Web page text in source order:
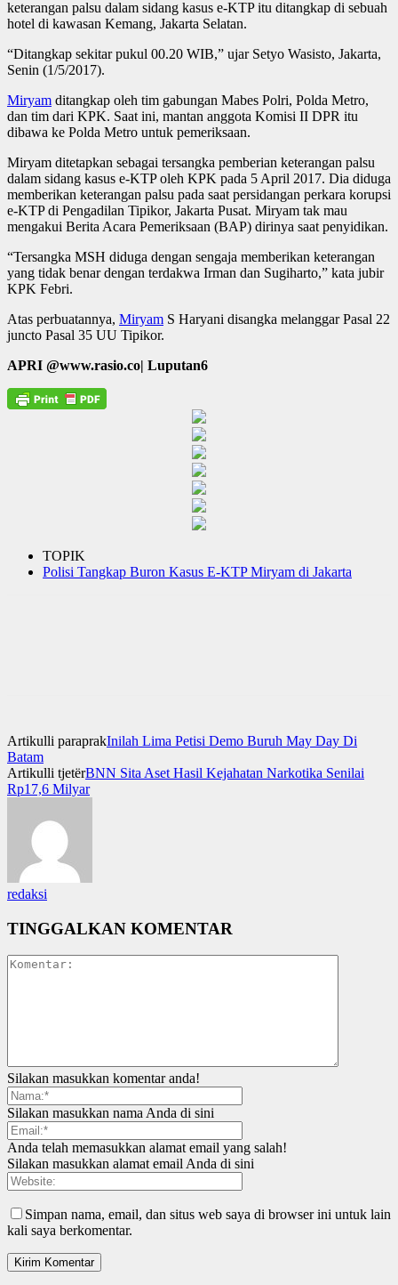
keterangan palsu dalam sidang kasus e-KTP itu ditangkap di sebuah
hotel di kawasan Kemang, Jakarta Selatan.
“Ditangkap sekitar pukul 00.20 WIB,” ujar Setyo Wasisto, Jakarta,
Senin (1/5/2017).
Miryam ditangkap oleh tim gabungan Mabes Polri, Polda Metro,
dan tim dari KPK. Saat ini, mantan anggota Komisi II DPR itu
dibawa ke Polda Metro untuk pemeriksaan.
Miryam ditetapkan sebagai tersangka pemberian keterangan palsu
dalam sidang kasus e-KTP oleh KPK pada 5 April 2017. Dia diduga
memberikan keterangan palsu pada saat persidangan perkara korupsi
e-KTP di Pengadilan Tipikor, Jakarta Pusat. Miryam tak mau
mengakui Berita Acara Pemeriksaan (BAP) dirinya saat penyidikan.
“Tersangka MSH diduga dengan sengaja memberikan keterangan
yang tidak benar dengan terdakwa Irman dan Sugiharto,” kata jubir
KPK Febri.
Atas perbuatannya, Miryam S Haryani disangka melanggar Pasal 22
juncto Pasal 35 UU Tipikor.
APRI @www.rasio.co| Luputan6
TOPIK
Polisi Tangkap Buron Kasus E-KTP Miryam di Jakarta
Artikulli paraprakInilah Lima Petisi Demo Buruh May Day Di
Batam
Artikulli tjetërBNN Sita Aset Hasil Kejahatan Narkotika Senilai
Rp17,6 Milyar
redaksi
TINGGALKAN KOMENTAR
Silakan masukkan komentar anda!
Silakan masukkan nama Anda di sini
Anda telah memasukkan alamat email yang salah!
Silakan masukkan alamat email Anda di sini
Simpan nama, email, dan situs web saya di browser ini untuk lain
kali saya berkomentar.